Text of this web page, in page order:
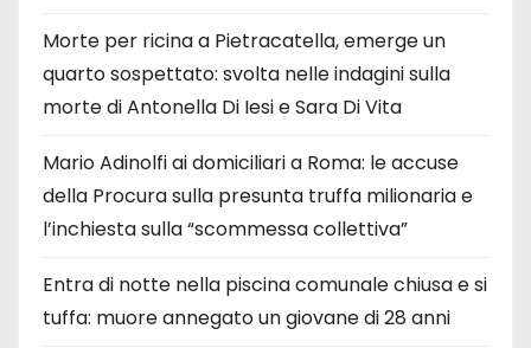
Morte per ricina a Pietracatella, emerge un
quarto sospettato: svolta nelle indagini sulla
morte di Antonella Di Iesi e Sara Di Vita
Mario Adinolfi ai domiciliari a Roma: le accuse
della Procura sulla presunta truffa milionaria e
l’inchiesta sulla “scommessa collettiva”
Entra di notte nella piscina comunale chiusa e si
tuffa: muore annegato un giovane di 28 anni